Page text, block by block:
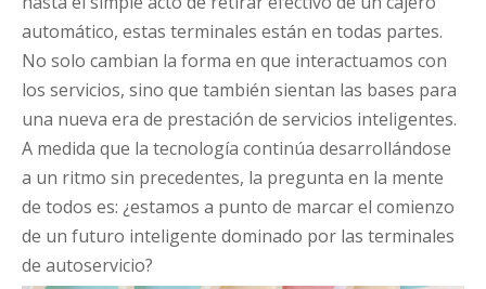
automático, estas terminales están en todas partes.
No solo cambian la forma en que interactuamos con
los servicios, sino que también sientan las bases para
una nueva era de prestación de servicios inteligentes.
A medida que la tecnología continúa desarrollándose
a un ritmo sin precedentes, la pregunta en la mente
de todos es: ¿estamos a punto de marcar el comienzo
de un futuro inteligente dominado por las terminales
de autoservicio?